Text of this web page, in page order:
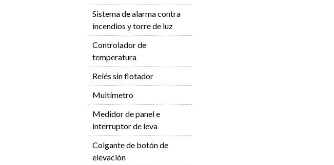
Sistema de alarma contra
incendios y torre de luz
Controlador de
temperatura
Relés sin flotador
Multímetro
Medidor de panel e
interruptor de leva
Colgante de botón de
elevación